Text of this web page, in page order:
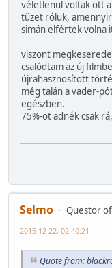
véletlenül voltak ott a
tüzet róluk,
simán elfértek volna
viszont
csalódtam az új
újrahasznosított
még talán a vader-
egészben.
75%-ot adnék csak
Selmo Questor
2015-12-22, 02:40:21
Quote from: